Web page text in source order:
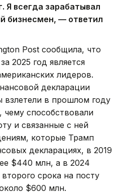
Я всегда зарабатывал
бизнесмен, — ответил
Post сообщила, что
2025 год является
лидеров.
декларации
взлетели в прошлом году
способствовали
и связанные с ней
которые Трамп
декларациях, в 2019
$440 млн, а в 2024
срока на посту
$600 млн.